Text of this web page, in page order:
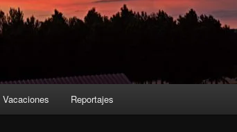
Vacaciones Reportajes